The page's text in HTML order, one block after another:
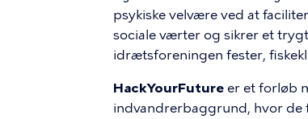
psykiske velvære ved at
sociale værter og sikrer et
idrætsforeningen fester,
HackYourFuture er et forløb
indvandrerbaggrund, hvor de